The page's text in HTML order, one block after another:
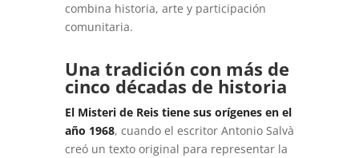
combina historia, arte y participación
comunitaria.
Una tradición con más de
cinco décadas de historia
El Misteri de Reis tiene sus orígenes en el
año 1968, cuando el escritor Antonio Salvà
creó un texto original para representar la